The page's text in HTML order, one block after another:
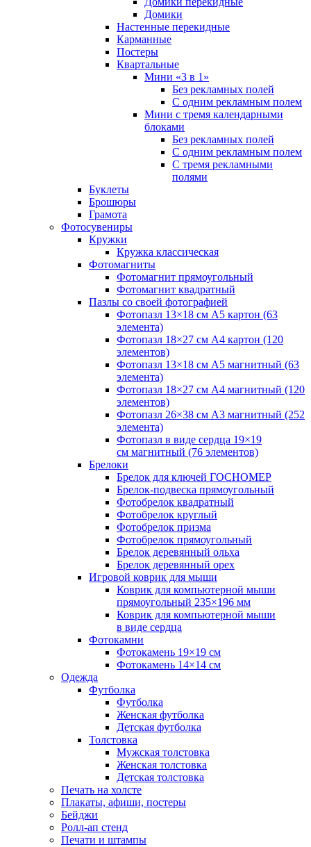
Домики
Настенные перекидные
Карманные
Постеры
Квартальные
Мини «3 в 1»
Без рекламных полей
С одним рекламным полем
Мини с тремя календарными
блоками
Без рекламных полей
С одним рекламным полем
С тремя рекламными
полями
Буклеты
Брошюры
Грамота
Фотосувениры
Кружки
Кружка классическая
Фотомагниты
Фотомагнит прямоугольный
Фотомагнит квадратный
Пазлы со своей фотографией
Фотопазл 13×18 см А5 картон (63
элемента)
Фотопазл 18×27 см А4 картон (120
элементов)
Фотопазл 13×18 см А5 магнитный (63
элемента)
Фотопазл 18×27 см А4 магнитный (120
элементов)
Фотопазл 26×38 см А3 магнитный (252
элемента)
Фотопазл в виде сердца 19×19
см магнитный (76 элементов)
Брелоки
Брелок для ключей ГОСНОМЕР
Брелок-подвеска прямоугольный
Фотобрелок квадратный
Фотобрелок круглый
Фотобрелок призма
Фотобрелок прямоугольный
Брелок деревянный ольха
Брелок деревянный орех
Игровой коврик для мыши
Коврик для компьютерной мыши
прямоугольный 235×196 мм
Коврик для компьютерной мыши
в виде сердца
Фотокамни
Фотокамень 19×19 см
Фотокамень 14×14 см
Одежда
Футболка
Футболка
Женская футболка
Детская футболка
Толстовка
Мужская толстовка
Женская толстовка
Детская толстовка
Печать на холсте
Плакаты, афиши, постеры
Бейджи
Ролл-ап стенд
Печати и штампы